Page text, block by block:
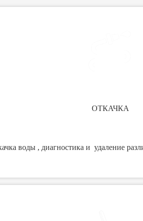
ОТКАЧКА
воды , диагностика и удаление